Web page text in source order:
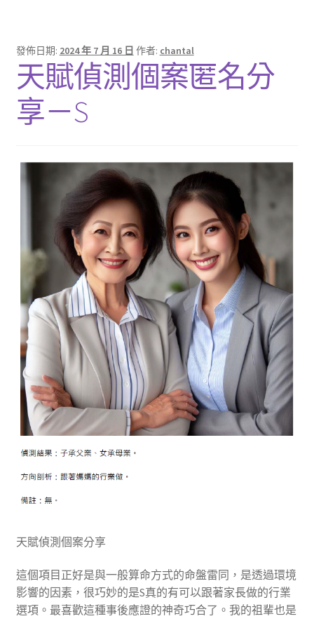
發佈日期: 2024 年 7 月 16 日 作者: chantal
天賦偵測個案匿名分
享－S
天賦偵測個案分享
這個項目正好是與一般算命方式的命盤雷同，是透過環境
影響的因素，很巧妙的是S真的有可以跟著家長做的行業
選項。最喜歡這種事後應證的神奇巧合了。我的祖輩也是